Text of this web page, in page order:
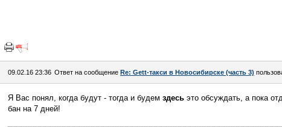
09.02.16 23:36 Ответ на сообщение Re: Gett-такси в Новосибирске (часть 3)
Я Вас понял, когда будут - тогда и будем здесь это обсуждать, а пока
бан на 7 дней!